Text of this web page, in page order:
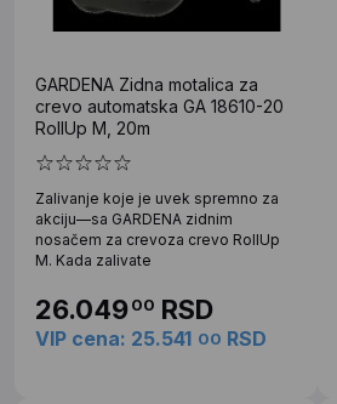
GARDENA Zidna motalica za
crevo automatska GA 18610-20
RollUp M, 20m
Zalivanje koje je uvek spremno za
akciju—sa GARDENA zidnim
nosačem za crevoza crevo RollUp
M. Kada zalivate
26.04900 RSD
VIP cena: 25.541 00 RSD